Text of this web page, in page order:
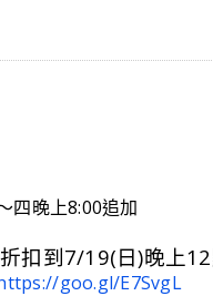
四晚上8:00追加
扣到7/19(日)晚上
goo.gl/E7SvgL